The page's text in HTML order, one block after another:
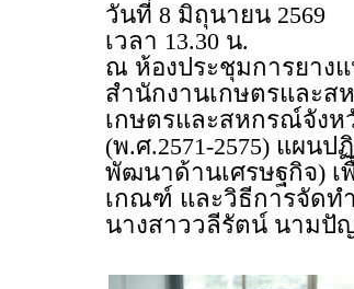
วันที่ 8 มิถุนายน 2569
เวลา 13.30 น.
ณ ห้องประชุมการยาง
สำนักงานเกษตรและส
เกษตรและสหกรณ์จังห
(พ.ศ.2571-2575) แผน
พัฒนาด้านเศรษฐกิจ) เ
เกณฑ์ และวิธีการจัดท
นางสาววลีรัตน์ นามปั